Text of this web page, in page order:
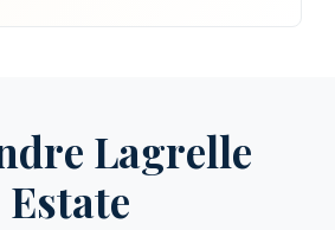
Lagrelle
Estate